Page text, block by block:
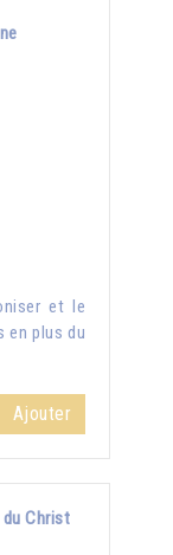
et le
en plus du
Ajouter
Christ